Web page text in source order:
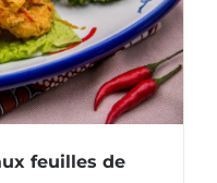
feuilles de